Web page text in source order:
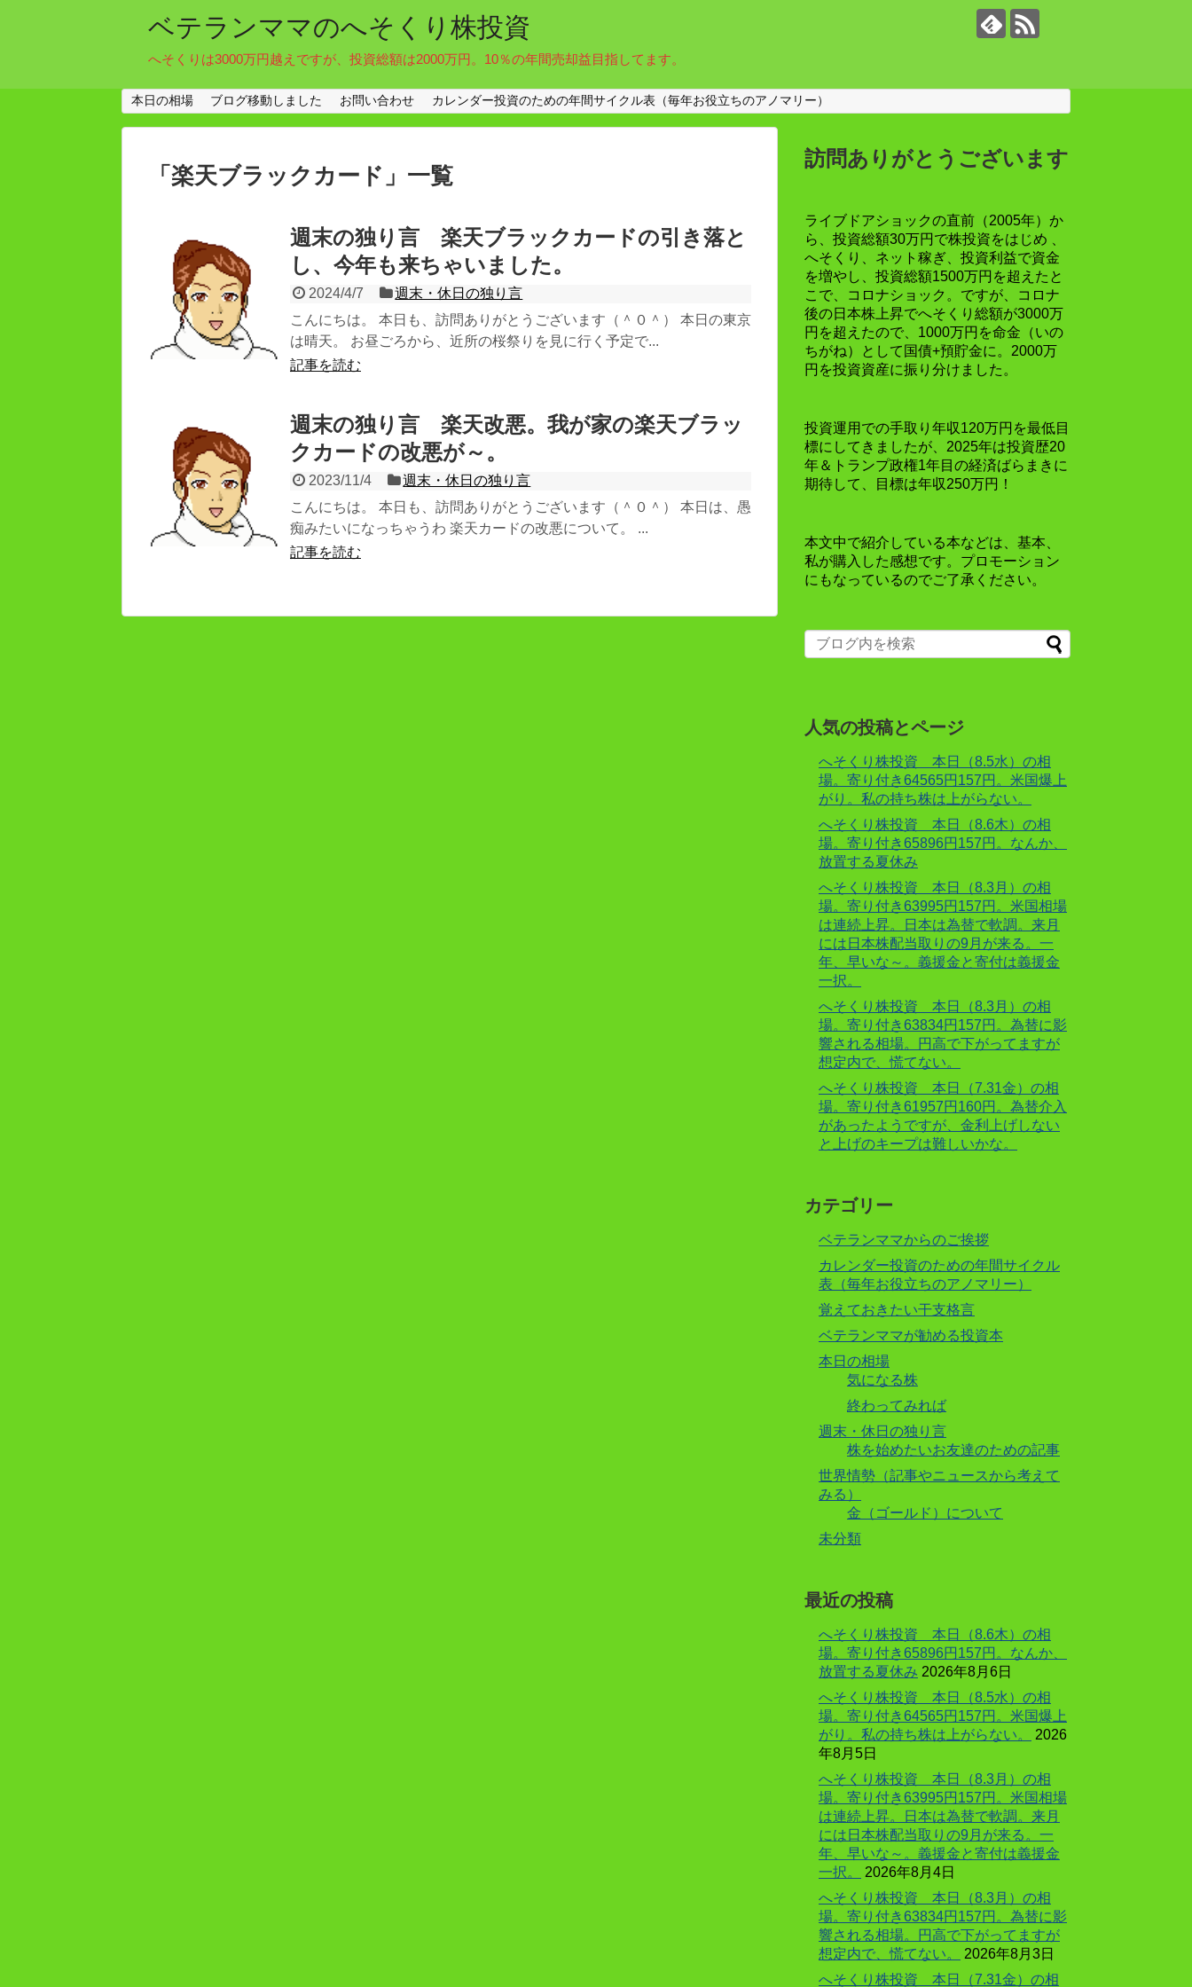
ベテランママのへそくり株投資
へそくりは3000万円越えですが、投資総額は2000万円。10％の年間売却益目指してます。
本日の相場 ブログ移動しました お問い合わせ カレンダー投資のための年間サイクル表（毎年お役立ちのアノマリー）
「 楽天ブラックカード 」 一覧
週末の独り言 楽天ブラックカードの引き落と
し、今年も来ちゃいました。
2024/4/7
週末・休日の独り言
こんにちは。 本日も、訪問ありがとうございます（＾０＾） 本日の東京
は晴天。 お昼ごろから、近所の桜祭りを見に行く予定で...
記事を読む
週末の独り言 楽天改悪。我が家の楽天ブラッ
クカードの改悪が～。
2023/11/4
週末・休日の独り言
こんにちは。 本日も、訪問ありがとうございます（＾０＾） 本日は、愚
痴みたいになっちゃうわ 楽天カードの改悪について。 ...
記事を読む
訪問ありがとうございます
ライブドアショックの直前（2005年）か
ら、投資総額30万円で株投資をはじめ 、
へそくり、ネット稼ぎ、投資利益で資金
を増やし、投資総額1500万円を超えたと
こで、コロナショック。ですが、コロナ
後の日本株上昇でへそくり総額が3000万
円を超えたので、1000万円を命金（いの
ちがね）として国債+預貯金に。2000万
円を投資資産に振り分けました。
投資運用での手取り年収120万円を最低目
標にしてきましたが、2025年は投資歴20
年＆トランプ政権1年目の経済ばらまきに
期待して、目標は年収250万円！
本文中で紹介している本などは、基本、
私が購入した感想です。プロモーション
にもなっているのでご了承ください。
人気の投稿とページ
へそくり株投資 本日（8.5水）の相
場。寄り付き64565円157円。米国爆上
がり。私の持ち株は上がらない。
へそくり株投資 本日（8.6木）の相
場。寄り付き65896円157円。なんか、
放置する夏休み
へそくり株投資 本日（8.3月）の相
場。寄り付き63995円157円。米国相場
は連続上昇。日本は為替で軟調。来月
には日本株配当取りの9月が来る。一
年、早いな～。義援金と寄付は義援金
一択。
へそくり株投資 本日（8.3月）の相
場。寄り付き63834円157円。為替に影
響される相場。円高で下がってますが
想定内で、慌てない。
へそくり株投資 本日（7.31金）の相
場。寄り付き61957円160円。為替介入
があったようですが、金利上げしない
と上げのキープは難しいかな。
カテゴリー
ベテランママからのご挨拶
カレンダー投資のための年間サイクル
表（毎年お役立ちのアノマリー）
覚えておきたい干支格言
ベテランママが勧める投資本
本日の相場
気になる株
終わってみれば
週末・休日の独り言
株を始めたいお友達のための記事
世界情勢（記事やニュースから考えて
みる）
金（ゴールド）について
未分類
最近の投稿
へそくり株投資 本日（8.6木）の相
場。寄り付き65896円157円。なんか、
放置する夏休み 2026年8月6日
へそくり株投資 本日（8.5水）の相
場。寄り付き64565円157円。米国爆上
がり。私の持ち株は上がらない。
2026
年8月5日
へそくり株投資 本日（8.3月）の相
場。寄り付き63995円157円。米国相場
は連続上昇。日本は為替で軟調。来月
には日本株配当取りの9月が来る。一
年、早いな～。義援金と寄付は義援金
一択。
2026年8月4日
へそくり株投資 本日（8.3月）の相
場。寄り付き63834円157円。為替に影
響される相場。円高で下がってますが
想定内で、慌てない。
2026年8月3日
へそくり株投資 本日（7.31金）の相